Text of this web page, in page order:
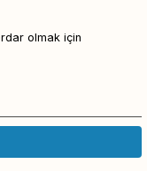
olmak için